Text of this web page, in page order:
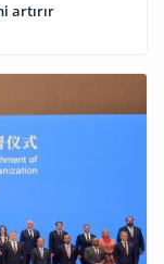
artırır